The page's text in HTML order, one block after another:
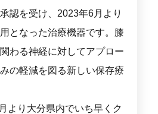
認を受け、2023年6月より
となった治療機器です。膝
わる神経に対してアプロー
の軽減を図る新しい保存療
より大分県内でいち早くク